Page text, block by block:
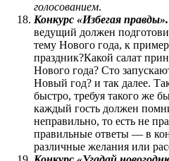
голосованием.
Конкурс «Избегая правды».
ведущий должен
тему Нового года, к
праздник?Какой салат
Нового года? Сто
Новый год? и так далее.
быстро, требуя такого же
каждый гость должен
неправильно, то есть не
правильные ответы — в
различные желания или